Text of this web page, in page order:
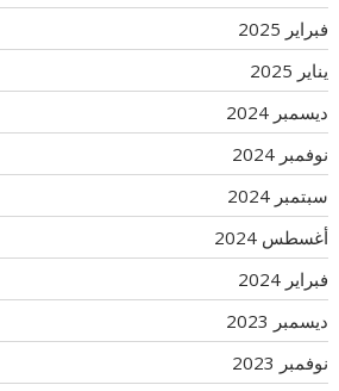
فبراير 2025
يناير 2025
ديسمبر 2024
نوفمبر 2024
سبتمبر 2024
أغسطس 2024
فبراير 2024
ديسمبر 2023
نوفمبر 2023